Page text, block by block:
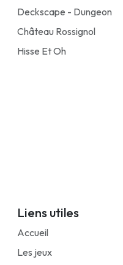
Deckscape - Dungeon
Château Rossignol
Hisse Et Oh
Liens utiles
Accueil
Les jeux